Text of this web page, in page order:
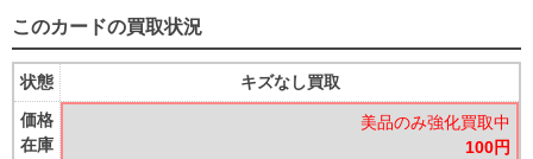
このカードの買取状況
状態
価格
在庫
キズなし買取
美品のみ強化買取中
100円